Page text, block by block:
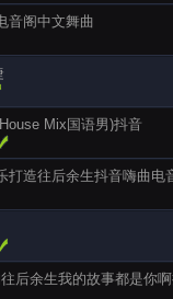
音阁中文舞曲
Mix国语男)抖音
打造往后余生抖音嗨曲电
后余生我的故事都是你